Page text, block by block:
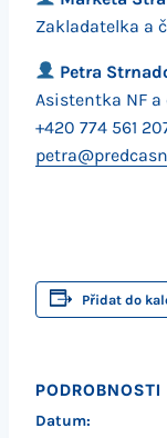
Zakladatelka a
Petra
Asistentka NF
+420 774 561
Přidat do
PODROBNOSTI
Datum: